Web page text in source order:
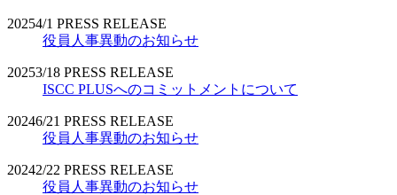
20254/1 PRESS RELEASE
役員人事異動のお知らせ
20253/18 PRESS RELEASE
ISCC PLUSへのコミットメントについて
20246/21 PRESS RELEASE
役員人事異動のお知らせ
20242/22 PRESS RELEASE
役員人事異動のお知らせ